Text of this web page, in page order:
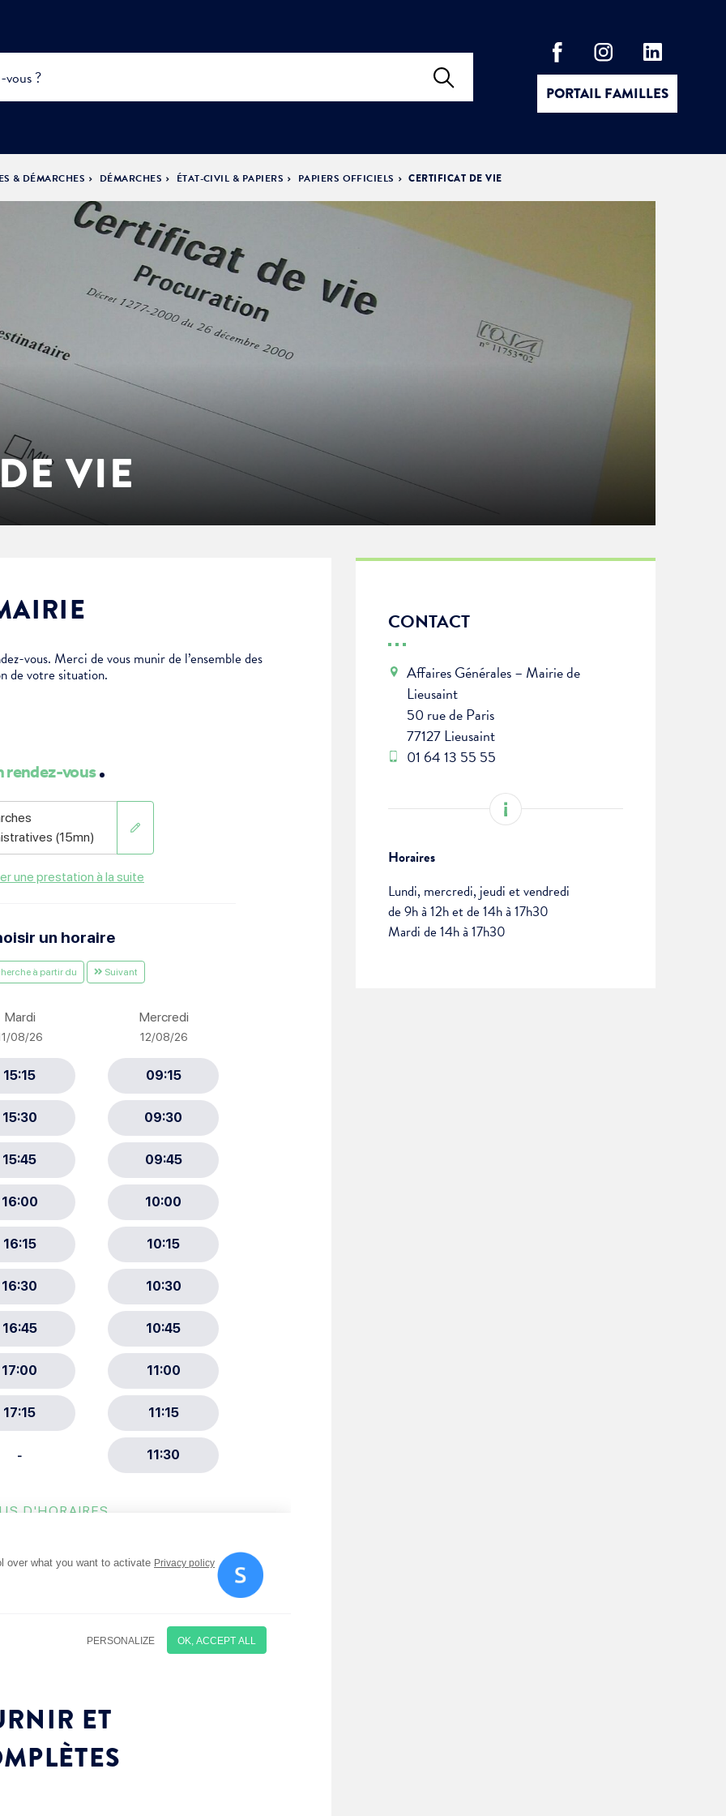
PORTAIL FAMILLES
ACTUALITÉS &
ÉVÈNEMENTS
DÉMOCRATIE
& DÉMARCHES DÉMARCHES ÉTAT-CIVIL & PAPIERS PAPIERS OFFICIELS CERTIFICAT DE VIE
VIE
vous. Merci de vous munir de l’ensemble des
de votre situation.
ET
CONTACT
Affaires Générales – Mairie de
Lieusaint
50 rue de Paris
77127 Lieusaint
01 64 13 55 55
Horaires
Lundi, mercredi, jeudi et vendredi
de 9h à 12h et de 14h à 17h30
Mardi de 14h à 17h30
: